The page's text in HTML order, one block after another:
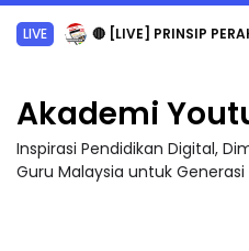
LIVE 🔴 [LIVE] PRINSIP PERAKAUNAN, PECUT SKOR
Akademi
Inspirasi Pendidikan Digital,
Guru Malaysia untuk